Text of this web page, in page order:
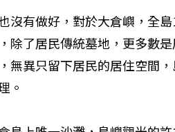
沒有做好，對於大倉嶼，全
除了居民傳統墓地，更多數
無異只留下居民的居住空間
。